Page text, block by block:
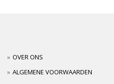
OVER ONS
ALGEMENE VOORWAARDEN